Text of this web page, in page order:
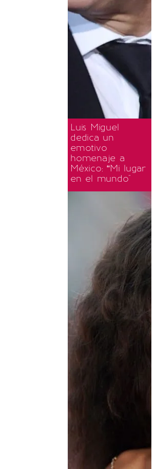
Luis Miguel
dedica un
emotivo
homenaje a
México: “Mi lugar
en el mundo"